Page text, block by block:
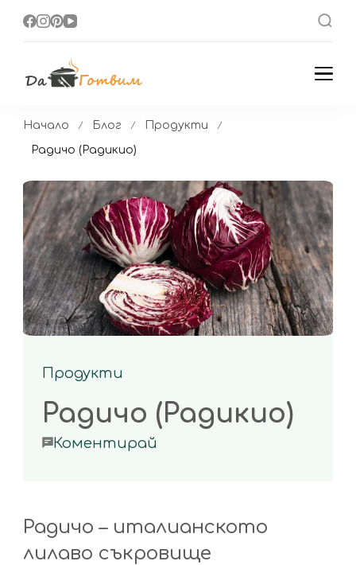
Начало Блог Продукти
Радичо (Радикио)
Продукти
Радичо (Радикио)
Коментирай
Радичо – италианското
лилаво съкровище